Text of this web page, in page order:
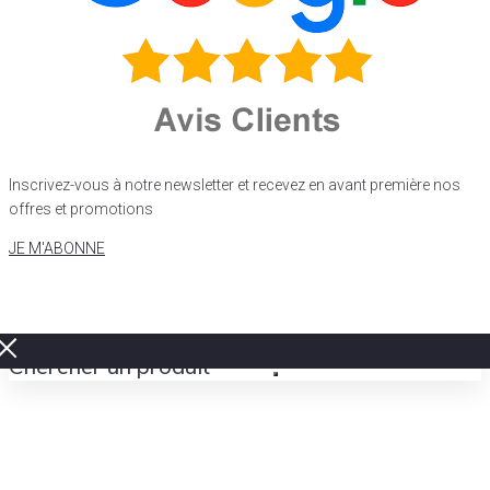
Inscrivez-vous à notre newsletter et recevez en avant première nos
offres et promotions
JE M'ABONNE